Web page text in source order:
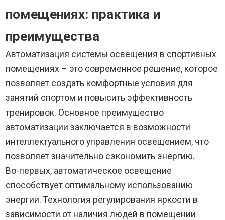
помещениях: практика и
преимущества
Автоматизация системы освещения в спортивных
помещениях – это современное решение, которое
позволяет создать комфортные условия для
занятий спортом и повысить эффективность
тренировок. Основное преимущество
автоматизации заключается в возможности
интеллектуального управления освещением, что
позволяет значительно сэкономить энергию.
Во-первых, автоматическое освещение
способствует оптимальному использованию
энергии. Технология регулирования яркости в
зависимости от наличия людей в помещении